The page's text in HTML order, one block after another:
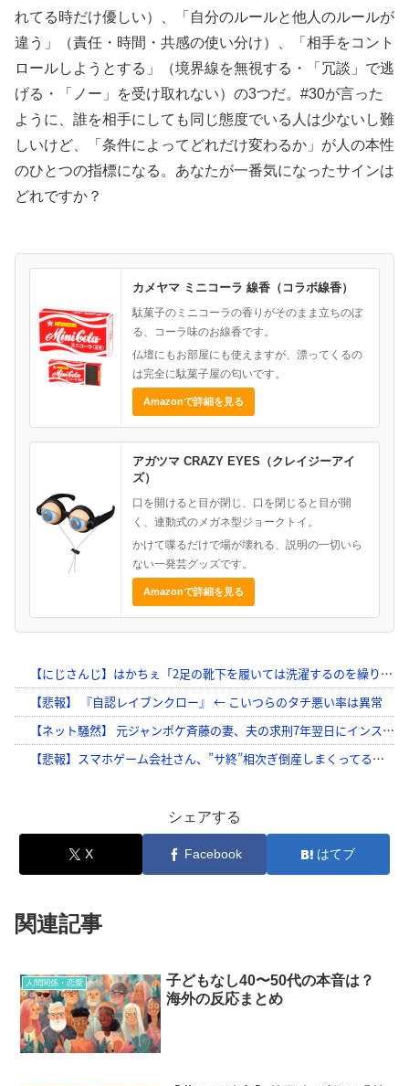
れてる時だけ優しい）、「自分のルールと他人のルールが
違う」（責任・時間・共感の使い分け）、「相手をコント
ロールしようとする」（境界線を無視する・「冗談」で逃
げる・「ノー」を受け取れない）の3つだ。#30が言った
ように、誰を相手にしても同じ態度でいる人は少ないし難
しいけど、「条件によってどれだけ変わるか」が人の本性
のひとつの指標になる。あなたが一番気になったサインは
どれですか？
カメヤマ ミニコーラ 線香（コラボ線香）
駄菓子のミニコーラの香りがそのまま立ちのぼ
る、コーラ味のお線香です。
仏壇にもお部屋にも使えますが、漂ってくるの
は完全に駄菓子屋の匂いです。
Amazonで詳細を見る
アガツマ CRAZY EYES（クレイジーアイ
ズ）
口を開けると目が閉じ、口を閉じると目が開
く、連動式のメガネ型ジョークトイ。
かけて喋るだけで場が壊れる、説明の一切いら
ない一発芸グッズです。
Amazonで詳細を見る
シェアする
X Facebook はてブ
関連記事
人間関係・恋愛
子どもなし40〜50代の本音は？
海外の反応まとめ